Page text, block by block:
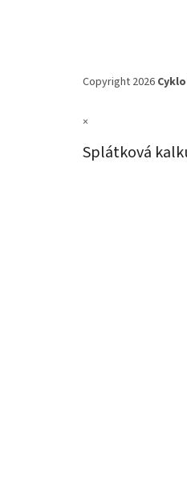
Copyright 2026
×
Splátková